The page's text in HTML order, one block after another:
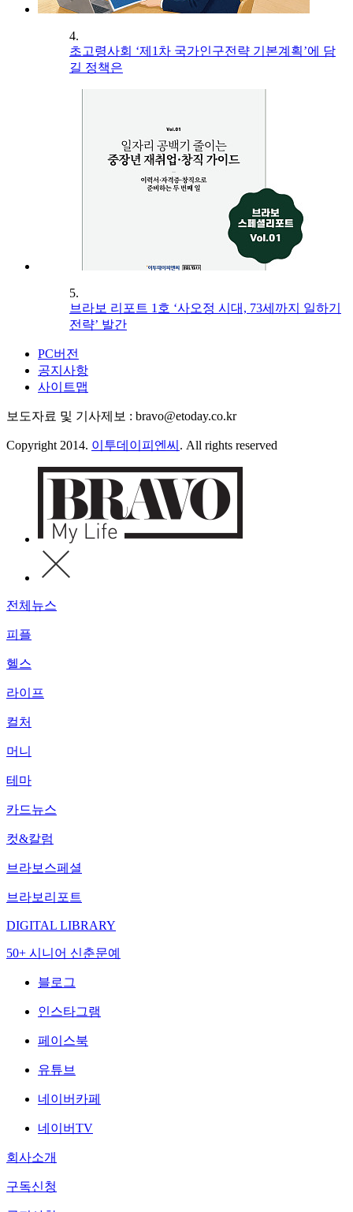
4.
초고령사회 ‘제1차 국가인구전략 기본계획’에 담
길 정책은
5.
브라보 리포트 1호 ‘사오정 시대, 73세까지 일하기
전략’ 발간
PC버전
공지사항
사이트맵
보도자료 및 기사제보 : bravo@etoday.co.kr
Copyright 2014. 이투데이피엔씨 . All rights reserved
전체뉴스
피플
헬스
라이프
컬처
머니
테마
카드뉴스
컷&칼럼
브라보스페셜
브라보리포트
DIGITAL LIBRARY
50+ 시니어 신춘문예
블로그
인스타그램
페이스북
유튜브
네이버카페
네이버TV
회사소개
구독신청